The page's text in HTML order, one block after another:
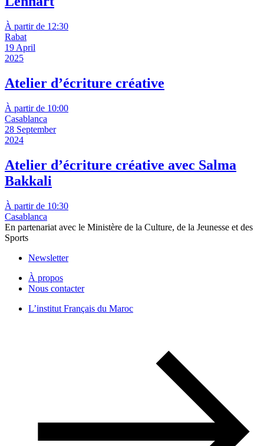
À partir de 12:30
Rabat
19 April
2025
Atelier d’écriture créative
À partir de 10:00
Casablanca
28 September
2024
Atelier d’écriture créative avec Salma
Bakkali
À partir de 10:30
Casablanca
En partenariat avec le Ministère de la Culture, de la Jeunesse et des
Sports
Newsletter
À propos
Nous contacter
L’institut Français du Maroc